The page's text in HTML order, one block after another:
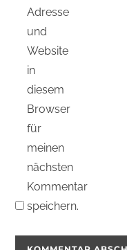
Adresse
und
Website
in
diesem
Browser
für
meinen
nächsten
Kommentar
speichern.